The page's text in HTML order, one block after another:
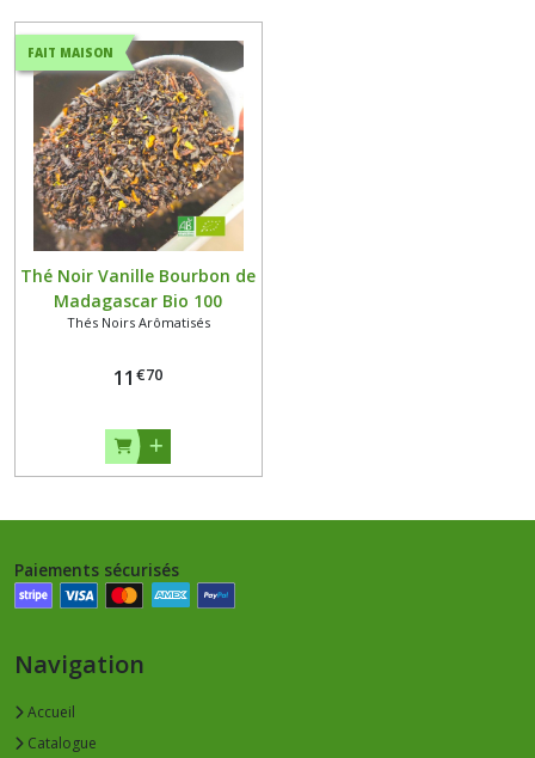
FAIT MAISON
Thé Noir Vanille Bourbon de
Madagascar Bio 100
grammes
Thés Noirs Arômatisés
11 €70
Paiements sécurisés
Navigation
Accueil
Catalogue